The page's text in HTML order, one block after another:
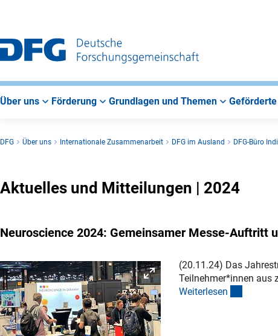
Über uns Förderung Grundlagen und Themen
DFG Über uns Internationale Zusammenarbeit DFG im Ausland DFG-Büro
Aktuelles und Mitteilungen | 2024
Neuroscience 2024: Gemeinsamer Messe-Auftritt
Bild vergrößern
(20.11.24) Das
Teilnehmer*innen aus
Weiterlesen